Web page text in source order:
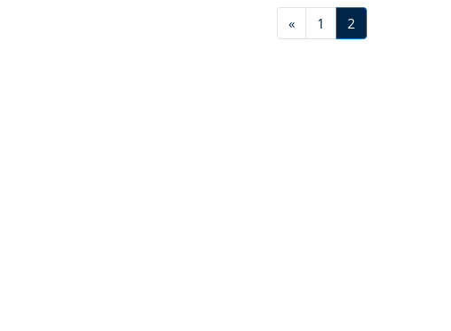
«Previous
1 2